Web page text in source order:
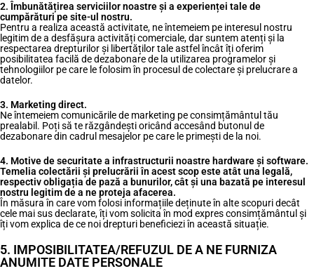
2. Îmbunătățirea serviciilor noastre și a experienței tale de
cumpărături pe site-ul nostru.
Pentru a realiza această activitate, ne întemeiem pe interesul nostru
legitim de a desfășura activități comerciale, dar suntem atenți și la
respectarea drepturilor și libertăților tale astfel încât îți oferim
posibilitatea facilă de dezabonare de la utilizarea programelor și
tehnologiilor pe care le folosim în procesul de colectare și prelucrare a
datelor.
3. Marketing direct.
Ne întemeiem comunicările de marketing pe consimțământul tău
prealabil. Poți să te răzgândești oricând accesând butonul de
dezabonare din cadrul mesajelor pe care le primești de la noi.
4. Motive de securitate a infrastructurii noastre hardware și software.
Temelia colectării și prelucrării în acest scop este atât una legală,
respectiv obligația de pază a bunurilor, cât și una bazată pe interesul
nostru legitim de a ne proteja afacerea.
În măsura în care vom folosi informațiile deținute în alte scopuri decât
cele mai sus declarate, îți vom solicita în mod expres consimțământul și
îți vom explica de ce noi drepturi beneficiezi în această situație.
5. IMPOSIBILITATEA/REFUZUL DE A NE FURNIZA
ANUMITE DATE PERSONALE